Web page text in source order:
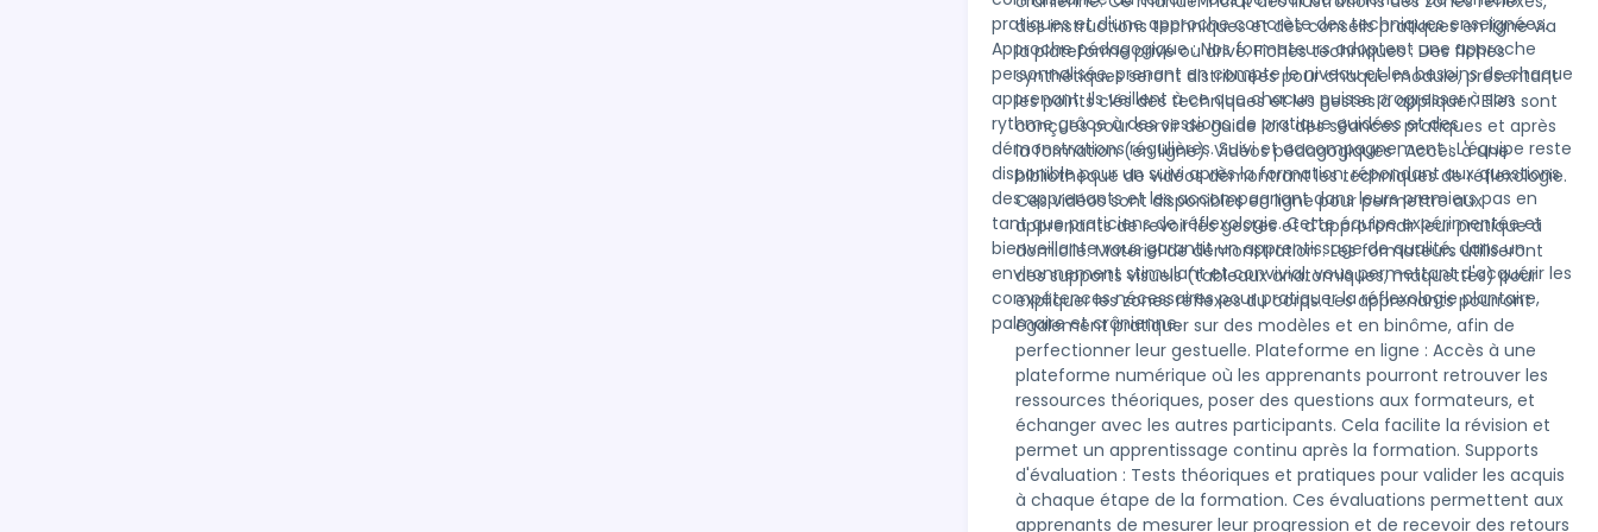
pratiques et d'une approche concrète des techniques enseignées.
Approche pédagogique : Nos formateurs adoptent une approche
personnalisée, prenant en compte le niveau et les besoins de chaque
apprenant. Ils veillent à ce que chacun puisse progresser à son
rythme grâce à des sessions de pratique guidées et des
démonstrations régulières. Suivi et accompagnement : L'équipe reste
disponible pour un suivi après la formation, répondant aux questions
des apprenants et les accompagnant dans leurs premiers pas en
tant que praticiens de réflexologie. Cette équipe expérimentée et
bienveillante vous garantit un apprentissage de qualité, dans un
environnement stimulant et convivial, vous permettant d'acquérir les
compétences nécessaires pour pratiquer la réflexologie plantaire,
palmaire et crânienne.
des instructions techniques et des conseils pratiques en ligne via
la plateforme privé ou drive. Fiches techniques : Des fiches
synthétiques seront distribuées pour chaque module, présentant
les points clés des techniques et les gestes à appliquer. Elles sont
conçues pour servir de guide lors des séances pratiques et après
la formation (en ligne). Vidéos pédagogiques : Accès à une
bibliothèque de vidéos démontrant les techniques de réflexologie.
Ces vidéos sont disponibles en ligne pour permettre aux
apprenants de revoir les gestes et d’approfondir leur pratique à
domicile. Matériel de démonstration : Les formateurs utiliseront
des supports visuels (tableaux anatomiques, maquettes) pour
expliquer les zones réflexes du corps. Les apprenants pourront
également pratiquer sur des modèles et en binôme, afin de
perfectionner leur gestuelle. Plateforme en ligne : Accès à une
plateforme numérique où les apprenants pourront retrouver les
ressources théoriques, poser des questions aux formateurs, et
échanger avec les autres participants. Cela facilite la révision et
permet un apprentissage continu après la formation. Supports
d'évaluation : Tests théoriques et pratiques pour valider les acquis
à chaque étape de la formation. Ces évaluations permettent aux
apprenants de mesurer leur progression et de recevoir des retours